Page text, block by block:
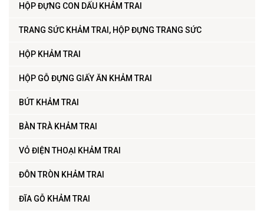
HỘP ĐỰNG CON DẤU KHẢM TRAI
TRANG SỨC KHẢM TRAI, HỘP ĐỰNG TRANG SỨC
HỘP KHẢM TRAI
HỘP GỖ ĐỰNG GIẤY ĂN KHẢM TRAI
BÚT KHẢM TRAI
BÀN TRÀ KHẢM TRAI
VỎ ĐIỆN THOẠI KHẢM TRAI
ĐÔN TRÒN KHẢM TRAI
ĐĨA GỖ KHẢM TRAI